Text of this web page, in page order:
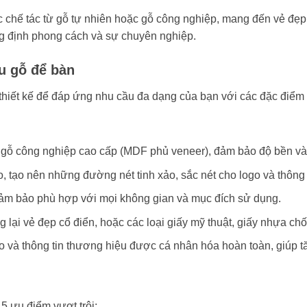
tác từ gỗ tự nhiên hoặc gỗ công nghiệp, mang đến vẻ
định phong cách và sự chuyên nghiệp.
gỗ để bàn
kế để đáp ứng nhu cầu đa dạng của bạn với các đặc điểm
công nghiệp cao cấp (MDF phủ veneer), đảm bảo độ bền
tạo nên những đường nét tinh xảo, sắc nét cho logo và
bảo phù hợp với mọi không gian và mục đích sử dụng.
vẻ đẹp cổ điển, hoặc các loại giấy mỹ thuật, giấy nhựa
và thông tin thương hiệu được cá nhân hóa hoàn toàn, giúp